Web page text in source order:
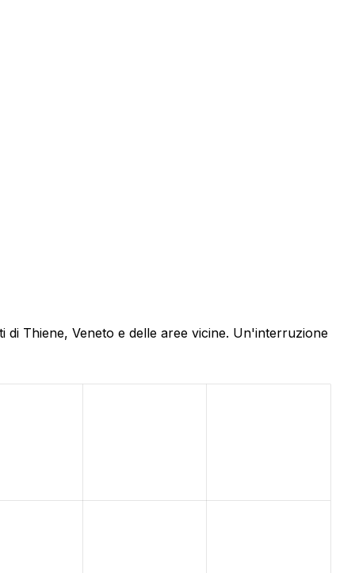
Thiene, Veneto e delle aree vicine. Un'interruzione